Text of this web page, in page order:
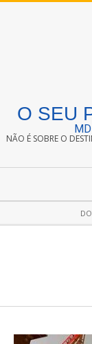
O SEU
NÃO É SOBRE O
Navigation